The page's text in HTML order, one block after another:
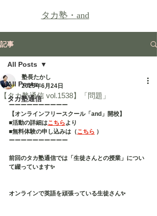
タカ塾・and
記事
All Posts
タカ塾通信
All Posts
【タカ塾通信 vol.1538】「問題」
塾長たかし
2025年6月24日
ーーーーーーーーーー
【オンラインフリースクール「and」開校】
■活動の詳細はこちらより
■無料体験の申し込みは（こちら ）
ーーーーーーーーーー
前回のタカ塾通信では「生徒さんとの授業」につい
て綴っています✨
オンラインで英語を頑張っている生徒さん✨